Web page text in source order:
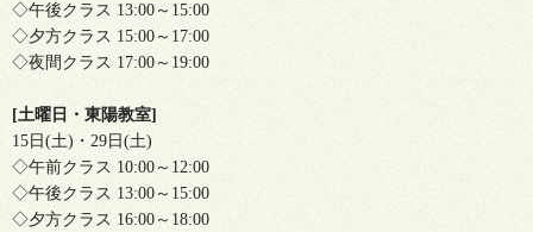
◇午後クラス 13:00～15:00
◇夕方クラス 15:00～17:00
◇夜間クラス 17:00～19:00
[土曜日・東陽教室]
15日(土)・29日(土)
◇午前クラス 10:00～12:00
◇午後クラス 13:00～15:00
◇夕方クラス 16:00～18:00